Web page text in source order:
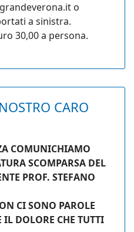
o
a sinistra.
30,00 a persona.
CARO
COMUNICHIAMO
SCOMPARSA DEL
PROF. STEFANO
CI SONO PAROLE
IL DOLORE CHE TUTTI